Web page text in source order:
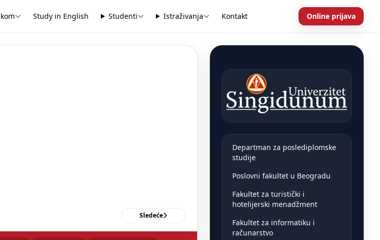
Study in English Studenti Istraživanja Kontakt Online prijava
Sledeće
Departman za poslediplomske
studije
Poslovni fakultet u Beogradu
Fakultet za turistički i
hotelijerski menadžment
Fakultet za informatiku i
računarstvo